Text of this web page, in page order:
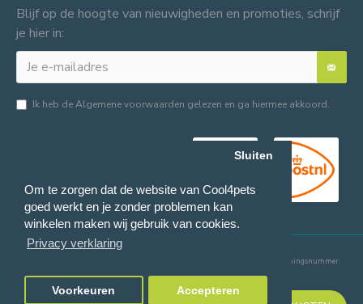
Om te zorgen dat de website van Cool4pets
goed werkt en je zonder problemen kan
winkelen maken wij gebruik van cookies.
Privacy verklaring
Sluiten
Voorkeuren Accepteren
Blijf op de hoogte van nieuwigheden en promoties, schrijf
je hier in:
Ik heb deAlgemene voorwaarden gelezen en ga hiermee akkoord.
Ondernemingsnummer:
BE0816982597.